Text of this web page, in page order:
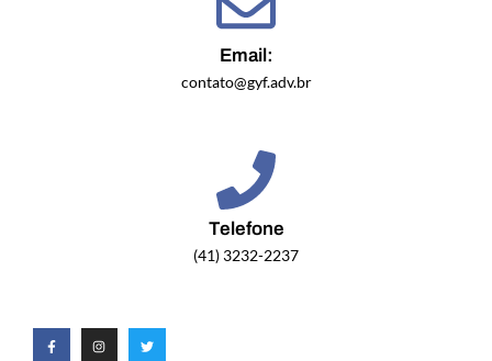
Email:
contato@gyf.adv.br
Telefone
(41) 3232-2237